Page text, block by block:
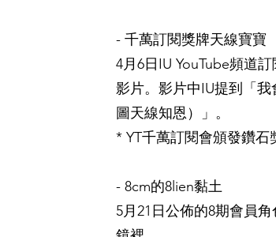
- 千萬訂閱獎牌天線寶寶
4月6日IU YouTube頻道
影片。影片中IU提到「
圖天線知恩）」。
* YT千萬訂閱會頒發鑽
- 8cm的8lien黏土
5月21日公佈的8期會員